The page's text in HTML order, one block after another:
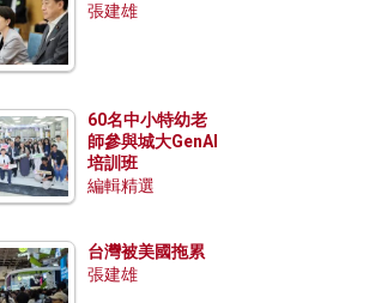
張建雄
60名中小特幼老
師參與城大GenAI
培訓班
編輯精選
台灣被美國拖累
張建雄